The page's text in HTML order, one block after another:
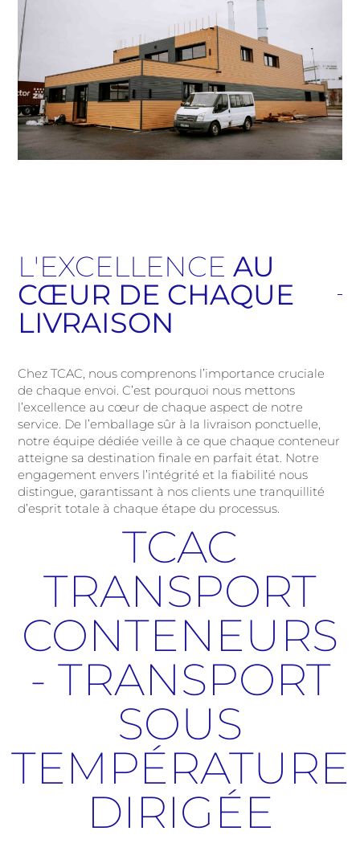
L'EXCELLENCEAU
CŒUR DE CHAQUE
LIVRAISON
Chez TCAC, nous comprenons l’importance cruciale
de chaque envoi. C’est pourquoi nous mettons
l’excellence au cœur de chaque aspect de notre
service. De l’emballage sûr à la livraison ponctuelle,
notre équipe dédiée veille à ce que chaque conteneur
atteigne sa destination finale en parfait état. Notre
engagement envers l’intégrité et la fiabilité nous
distingue, garantissant à nos clients une tranquillité
d’esprit totale à chaque étape du processus.
TCAC
TRANSPORT
CONTENEURS
- TRANSPORT
SOUS
TEMPÉRATURE
DIRIGÉE